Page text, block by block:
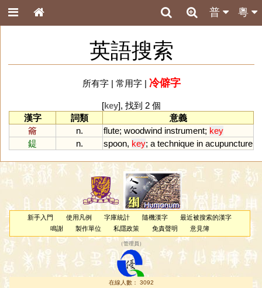
粵
普
英語搜索
所有字| 常用字| 冷僻字
[key], 找到 2 個
漢字
詞類
意義
籥
n. flute; woodwind instrument; key
鍉
n. spoon, key; a technique in acupuncture
新手入門 使用凡例 字庫統計 隨機漢字
最近被搜索的漢字
鳴謝
製作單位 私隱政策 免責聲明 意見簿
（管理員 ）
在線人數： 3092